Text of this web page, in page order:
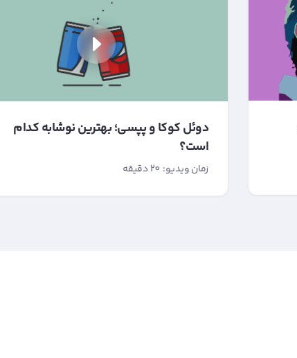
دوئل کوکا و پپسی؛ بهترین نوشابه کدام
است؟
زمان ویدیو: 20 دقیقه